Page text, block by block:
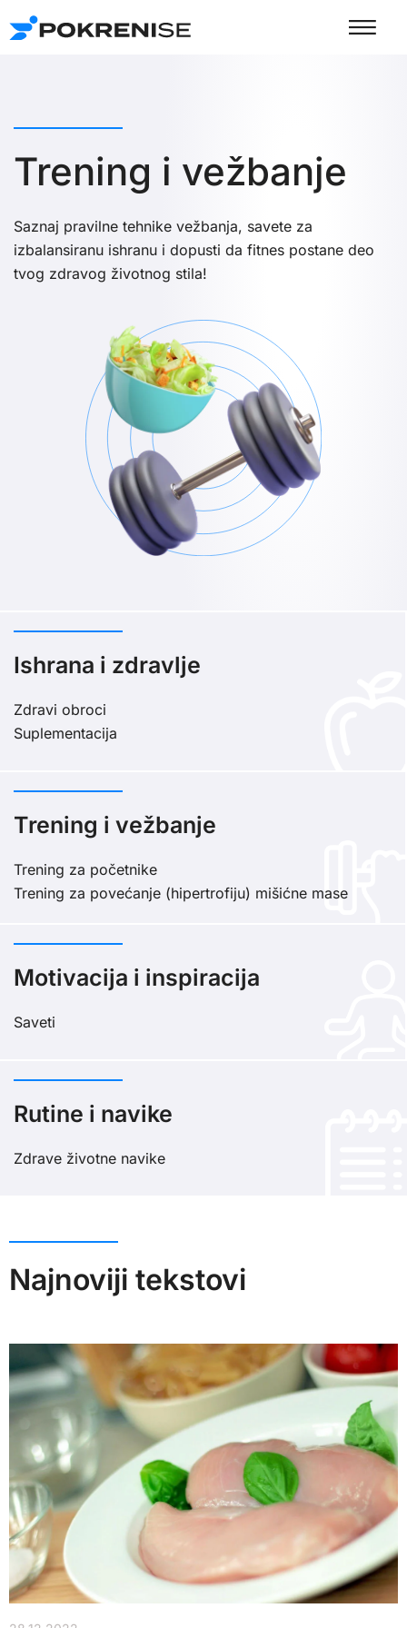
Пређи
на
Trening i vežbanje
Saznaj pravilne tehnike vežbanja, savete za
izbalansiranu ishranu i dopusti da fitnes postane deo
tvog zdravog životnog stila!
Ishrana i zdravlje
Zdravi obroci
Suplementacija
Trening i vežbanje
Trening za početnike
Trening za povećanje (hipertrofiju) mišićne mase
Motivacija i inspiracija
Saveti
Rutine i navike
Zdrave životne navike
Najnoviji tekstovi